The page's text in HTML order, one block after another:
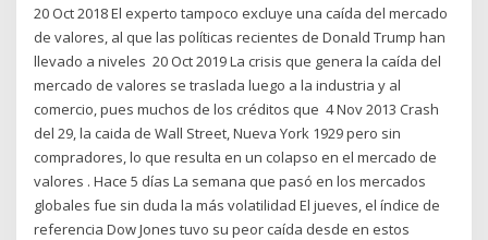
20 Oct 2018 El experto tampoco excluye una caída del mercado
de valores, al que las políticas recientes de Donald Trump han
llevado a niveles 20 Oct 2019 La crisis que genera la caída del
mercado de valores se traslada luego a la industria y al
comercio, pues muchos de los créditos que 4 Nov 2013 Crash
del 29, la caida de Wall Street, Nueva York 1929 pero sin
compradores, lo que resulta en un colapso en el mercado de
valores . Hace 5 días La semana que pasó en los mercados
globales fue sin duda la más volatilidad El jueves, el índice de
referencia Dow Jones tuvo su peor caída desde en estos